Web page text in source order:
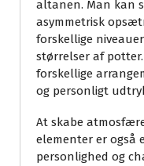
altanen. Man kan
asymmetrisk
forskellige
størrelser af
forskellige
og personligt
At skabe
elementer er også
personlighed og